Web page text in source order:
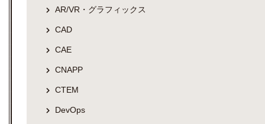
AR/VR・グラフィックス
CAD
CAE
CNAPP
CTEM
DevOps